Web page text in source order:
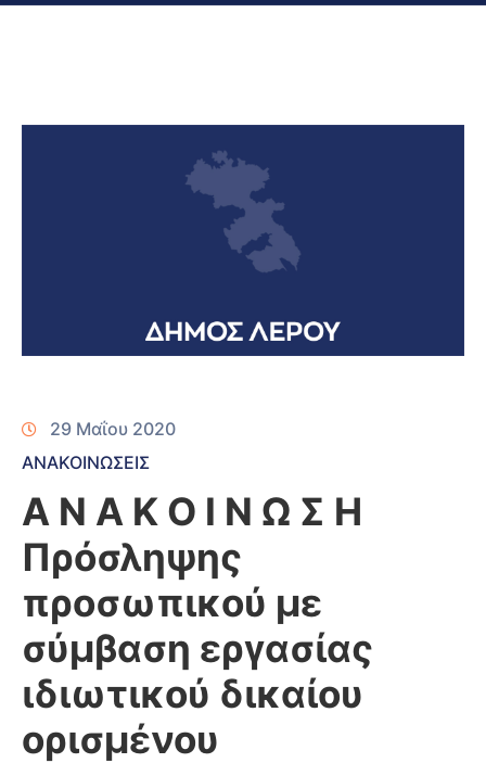
29 Μαΐου 2020
ΑΝΑΚΟΙΝΩΣΕΙΣ
Α Ν Α Κ Ο Ι Ν Ω Σ Η
Πρόσληψης
προσωπικού με
σύμβαση εργασίας
ιδιωτικού δικαίου
ορισμένου